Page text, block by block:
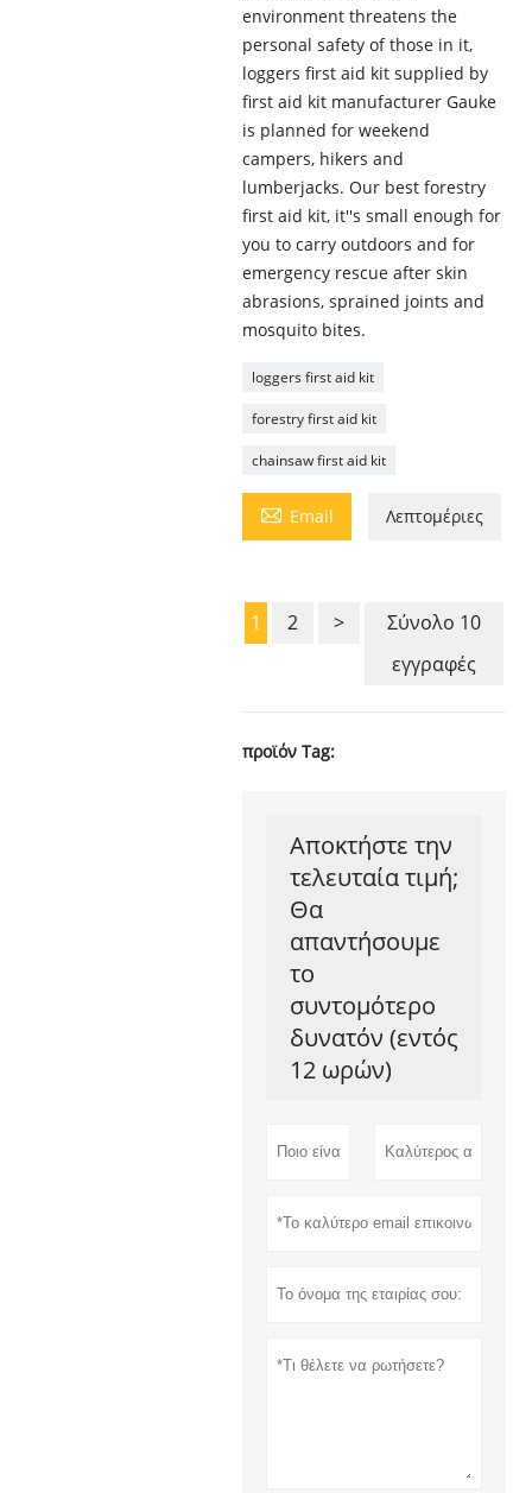
environment threatens the
personal safety of those in it,
loggers first aid kit supplied by
first aid kit manufacturer Gauke
is planned for weekend
campers, hikers and
lumberjacks. Our best forestry
first aid kit, it''s small enough for
you to carry outdoors and for
emergency rescue after skin
abrasions, sprained joints and
mosquito bites.
loggers first aid kit
forestry first aid kit
chainsaw first aid kit
 Email Λεπτομέριες
1 2 >
Σύνολο 10
εγγραφές
προϊόν Tag:
Αποκτήστε την
τελευταία τιμή;
Θα
απαντήσουμε
το
συντομότερο
δυνατόν (εντός
12 ωρών)